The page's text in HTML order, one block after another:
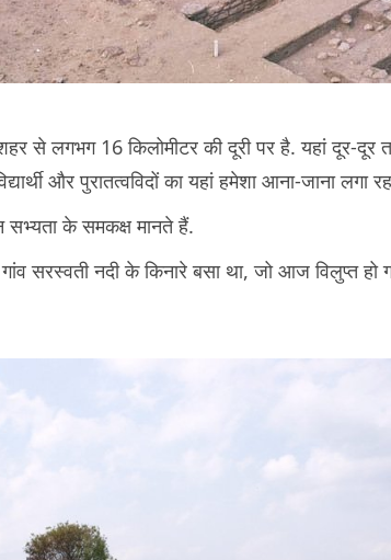
से लगभग 16 किलोमीटर की दूरी पर है. यहां दूर-दूर
और पुरातत्वविदों का यहां हमेशा आना-जाना लगा
सभ्यता के समकक्ष मानते हैं.
सरस्वती नदी के किनारे बसा था, जो आज विलुप्त हो